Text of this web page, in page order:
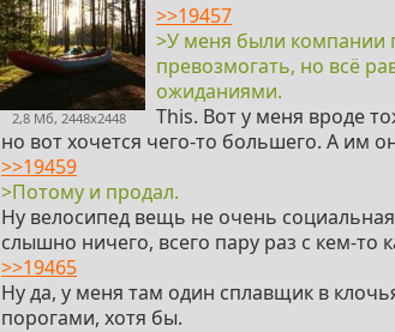
2,8 Мб, 2448x2448
>>19457
>У меня были компании
превозмогать, но всё
ожиданиями.
This. Вот у меня вроде
но вот хочется чего-то большего. А им
>>19459
>Потому и продал.
Ну велосипед вещь не очень
слышно ничего, всего пару раз с кем-то
>>19465
Ну да, у меня там один сплавщик в
порогами, хотя бы.